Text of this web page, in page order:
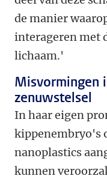
de manier
interageren met
lichaam.'
Misvormingen
zenuwstelsel
In haar eigen
kippenembryo's
nanoplastics
kunnen